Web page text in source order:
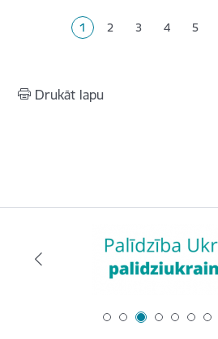
Pašreizējā lapa
1 Lapa
2 Lapa
3 Lapa
4 Lapa
5
Drukāt lapu